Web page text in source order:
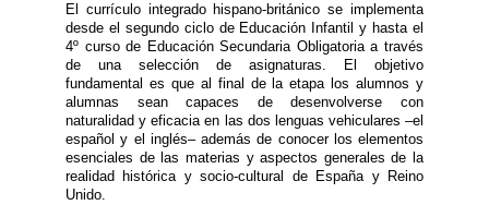
El currículo integrado hispano-británico se implementa
desde el segundo ciclo de Educación Infantil y hasta el
4º curso de Educación Secundaria Obligatoria a través
de una selección de asignaturas. El objetivo
fundamental es que al final de la etapa los alumnos y
alumnas sean capaces de desenvolverse con
naturalidad y eficacia en las dos lenguas vehiculares –el
español y el inglés– además de conocer los elementos
esenciales de las materias y aspectos generales de la
realidad histórica y socio-cultural de España y Reino
Unido.